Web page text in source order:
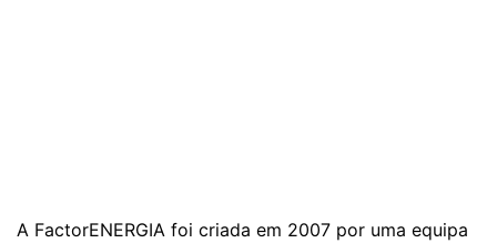
A FactorENERGIA foi criada em 2007 por uma equipa